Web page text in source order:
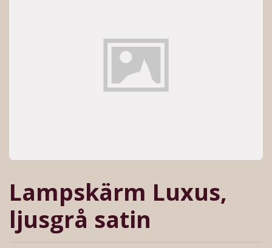
Lampskärm Luxus,
ljusgrå satin